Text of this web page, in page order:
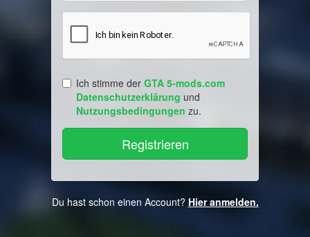
Ich stimme der GTA 5-mods.com
Datenschutzerklärung und
Nutzungsbedingungen zu.
Du hast schon einen Account? Hier anmelden.